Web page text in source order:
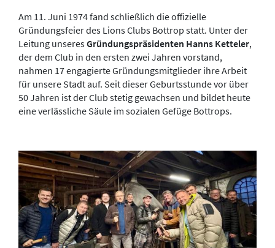
Am 11. Juni 1974 fand schließlich die offizielle
Gründungsfeier des Lions Clubs Bottrop statt. Unter der
Leitung unseresGründungspräsidenten Hanns Ketteler,
der dem Club in den ersten zwei Jahren vorstand,
nahmen 17 engagierte Gründungsmitglieder ihre Arbeit
für unsere Stadt auf. Seit dieser Geburtsstunde vor über
50 Jahren ist der Club stetig gewachsen und bildet heute
eine verlässliche Säule im sozialen Gefüge Bottrops.